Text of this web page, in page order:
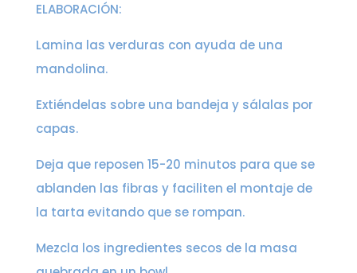
ELABORACIÓN:
Lamina las verduras con ayuda de una
mandolina.
Extiéndelas sobre una bandeja y sálalas por
capas.
Deja que reposen 15-20 minutos para que se
ablanden las fibras y faciliten el montaje de
la tarta evitando que se rompan.
Mezcla los ingredientes secos de la masa